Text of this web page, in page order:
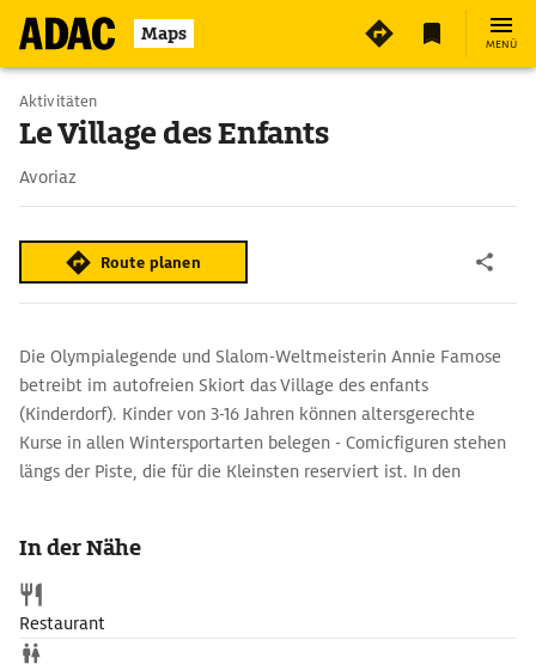
Maps MENÜ
Aktivitäten
Le Village des Enfants
Avoriaz
Route planen
Die Olympialegende und Slalom-Weltmeisterin Annie Famose
betreibt im autofreien Skiort das Village des enfants
(Kinderdorf). Kinder von 3-16 Jahren können altersgerechte
Kurse in allen Wintersportarten belegen - Comicfiguren stehen
längs der Piste, die für die Kleinsten reserviert ist. In den
In der Nähe
Restaurant